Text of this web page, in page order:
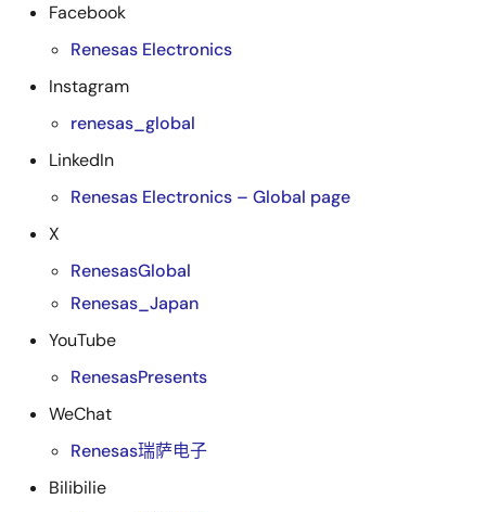
Facebook
Renesas Electronics
Instagram
renesas_global
LinkedIn
Renesas Electronics – Global page
X
RenesasGlobal
Renesas_Japan
YouTube
RenesasPresents
WeChat
Renesas瑞萨电子
Bilibilie